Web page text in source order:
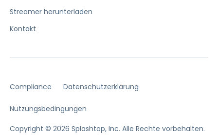
Streamer herunterladen
Kontakt
Compliance Datenschutzerklärung
Nutzungsbedingungen
Copyright © 2026 Splashtop, Inc. Alle Rechte vorbehalten.